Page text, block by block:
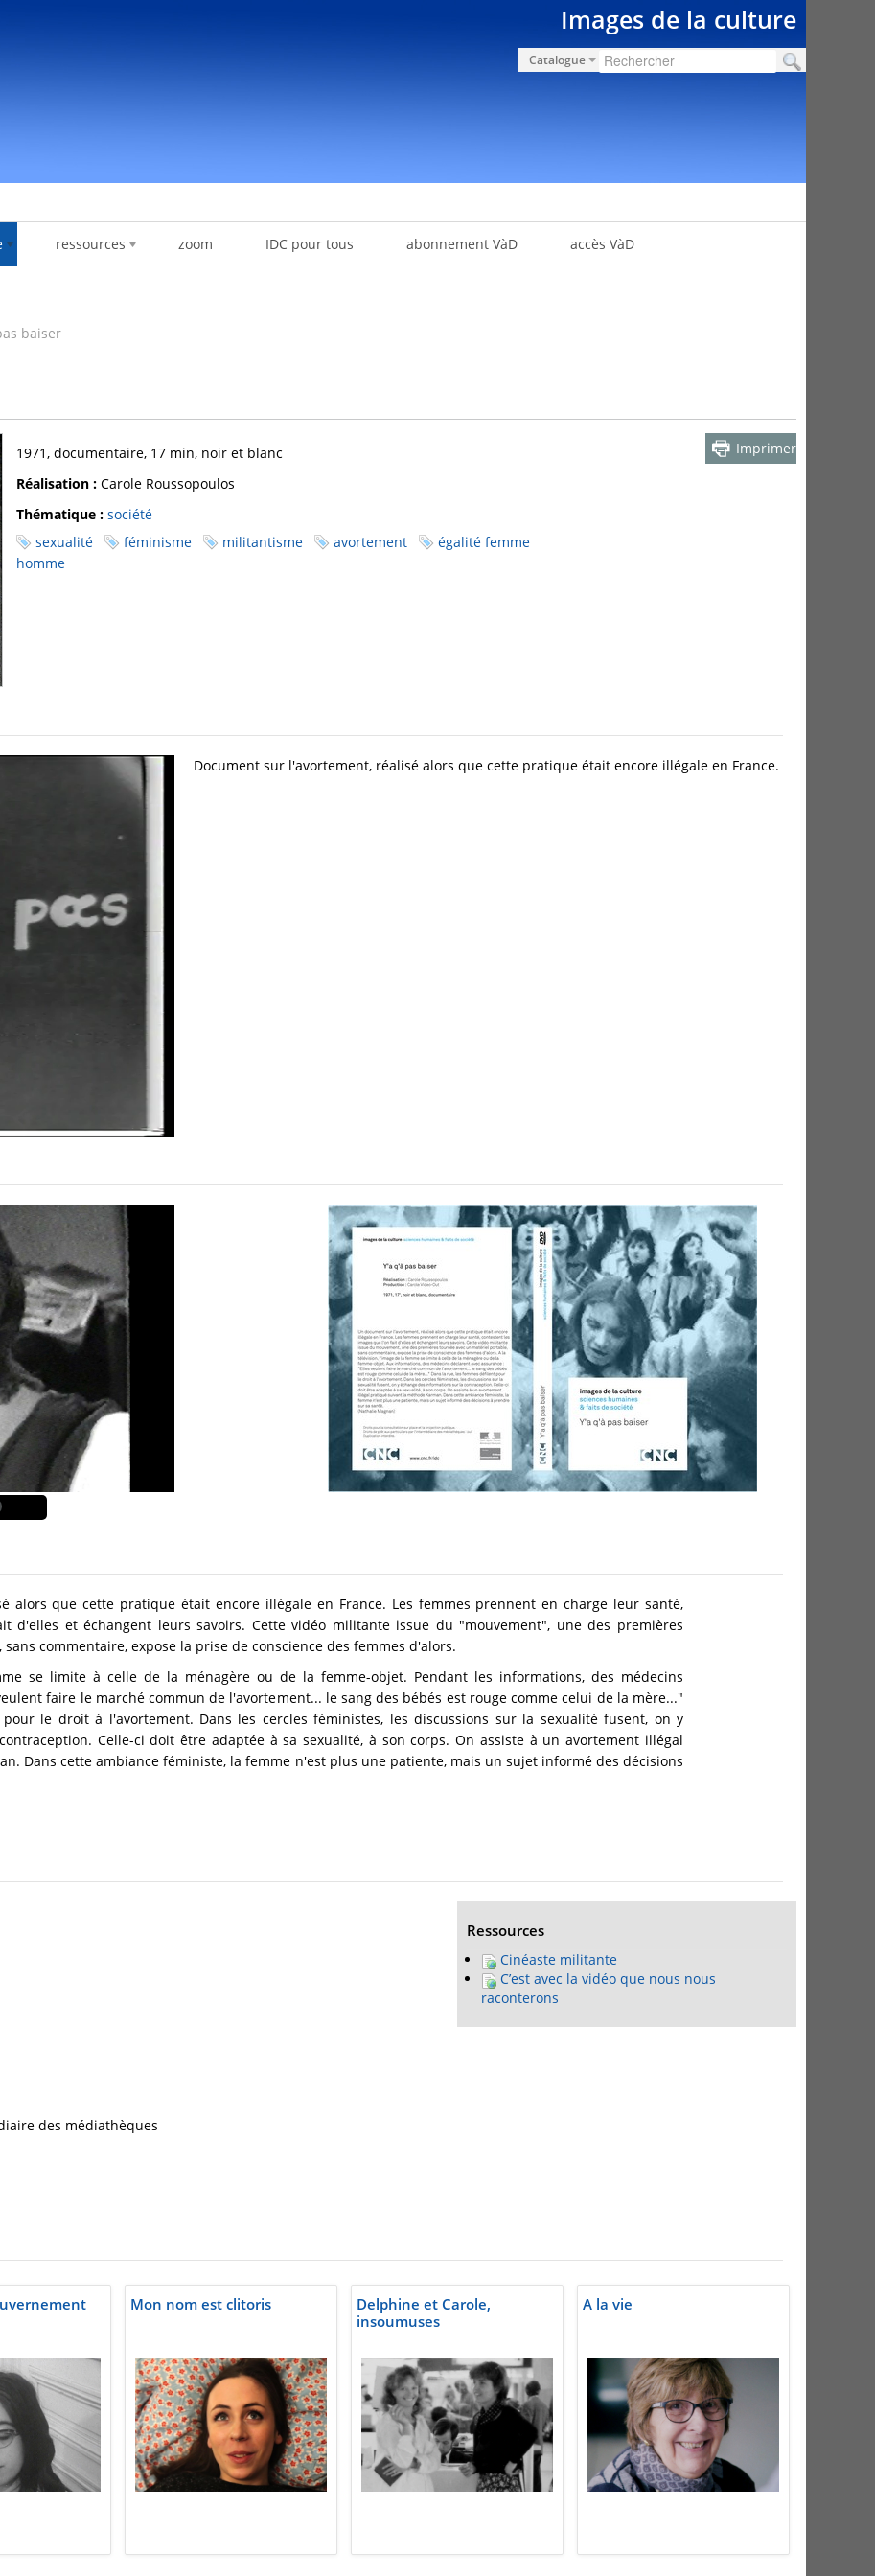
Images de la culture
Catalogue
ressources zoom IDC pour tous abonnement VàD accès VàD
baiser
Imprimer
1971, documentaire, 17 min, noir et blanc
Réalisation : Carole Roussopoulos
Thématique : société
sexualité
féminisme militantisme avortement
égalité femme
homme
Document sur l'avortement, réalisé alors que cette pratique était encore illégale en France.
alors que cette pratique était encore illégale en France. Les femmes prennent en charge leur santé,
d'elles et échangent leurs savoirs. Cette vidéo militante issue du "mouvement", une des premières
commentaire, expose la prise de conscience des femmes d'alors.
se limite à celle de la ménagère ou de la femme-objet. Pendant les informations, des médecins
faire le marché commun de l'avortement... le sang des bébés est rouge comme celui de la mère..."
le droit à l'avortement. Dans les cercles féministes, les discussions sur la sexualité fusent, on y
Celle-ci doit être adaptée à sa sexualité, à son corps. On assiste à un avortement illégal
Dans cette ambiance féministe, la femme n'est plus une patiente, mais un sujet informé des décisions
des médiathèques
Ressources
Cinéaste militante
C’est avec la vidéo que nous nous
raconterons
Mon nom est clitoris
Delphine et Carole,
insoumuses
A la vie